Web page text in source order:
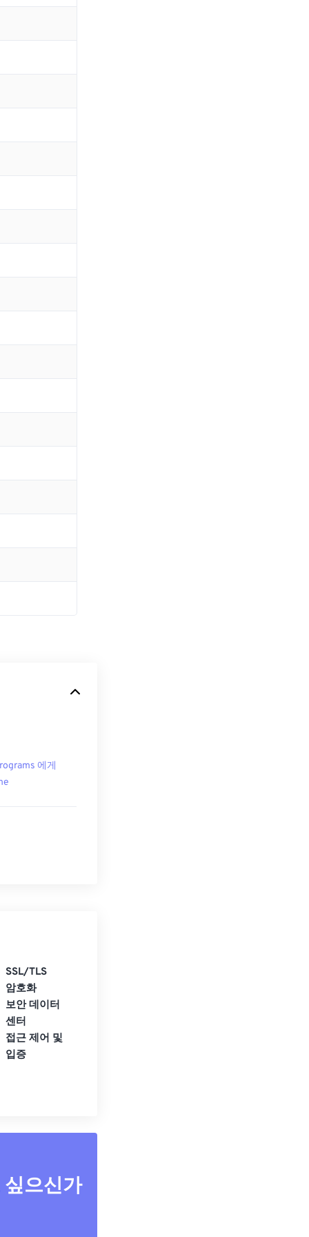
에게
SSL/TLS
암호화
보안 데이터
센터
접근 제어 및
입증
으신가